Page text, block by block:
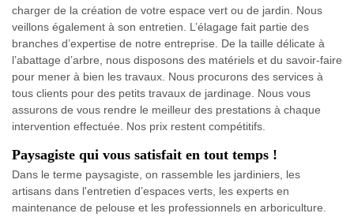
charger de la création de votre espace vert ou de jardin. Nous
veillons également à son entretien. L’élagage fait partie des
branches d’expertise de notre entreprise. De la taille délicate à
l’abattage d’arbre, nous disposons des matériels et du savoir-faire
pour mener à bien les travaux. Nous procurons des services à
tous clients pour des petits travaux de jardinage. Nous vous
assurons de vous rendre le meilleur des prestations à chaque
intervention effectuée. Nos prix restent compétitifs.
Paysagiste qui vous satisfait en tout temps !
Dans le terme paysagiste, on rassemble les jardiniers, les
artisans dans l'entretien d’espaces verts, les experts en
maintenance de pelouse et les professionnels en arboriculture.